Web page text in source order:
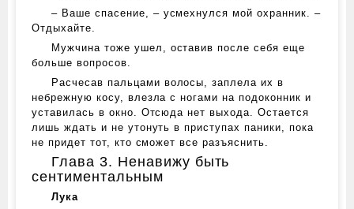
– Ваше спасение, – усмехнулся мой охранник. –
Отдыхайте.
Мужчина тоже ушел, оставив после себя еще
больше вопросов.
Расчесав пальцами волосы, заплела их в
небрежную косу, влезла с ногами на подоконник и
уставилась в окно. Отсюда нет выхода. Остается
лишь ждать и не утонуть в приступах паники, пока
не придет тот, кто сможет все разъяснить.
Глава 3. Ненавижу быть
сентиментальным
Лука